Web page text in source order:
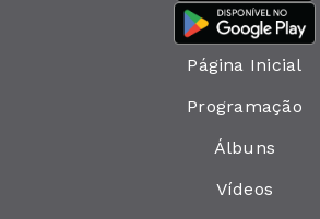
Página Inicial
Programação
Álbuns
Vídeos